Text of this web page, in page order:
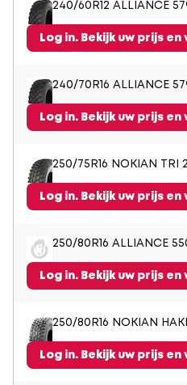
240/60R12 ALLIANCE
Log in. Bekijk uw prijs
240/70R16 ALLIANCE
Log in. Bekijk uw prijs
250/75R16 NOKIAN TRI
Log in. Bekijk uw prijs
250/80R16 ALLIANCE
Log in. Bekijk uw prijs
250/80R16 NOKIAN
Log in. Bekijk uw prijs